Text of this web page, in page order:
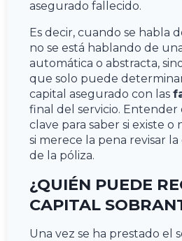
asegurado fallecido.
Es decir, cuando se habla
no se está hablando de
automática o abstracta,
que solo puede
capital asegurado con las
final del servicio. Entender
clave para saber si existe o
si merece la pena revisar
de la póliza.
¿QUIÉN PUEDE
CAPITAL
Una vez se ha prestado el